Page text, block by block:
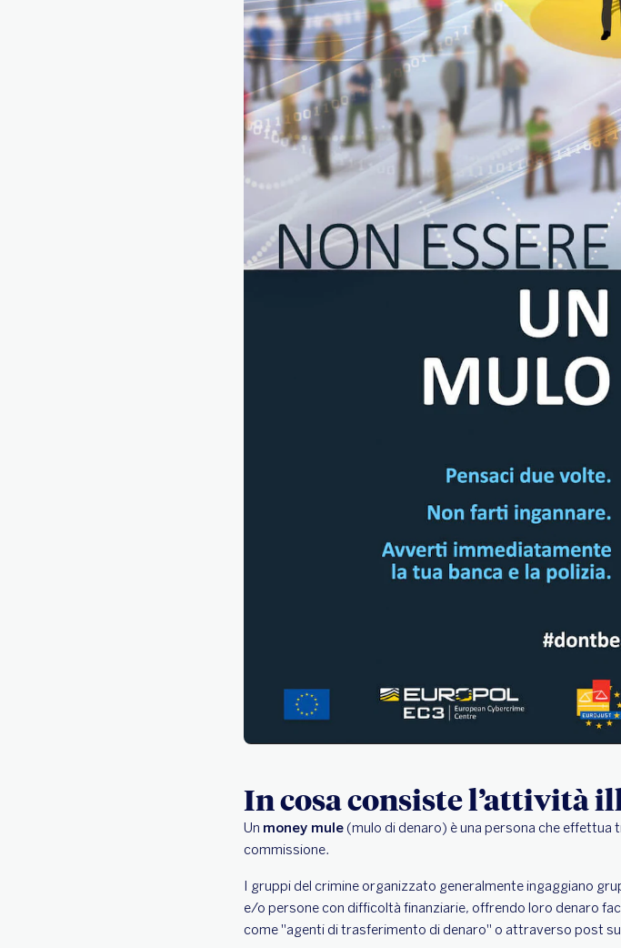
In cosa consiste l’attività
Un money mule (mulo di denaro) è una persona che effettua
commissione.
I gruppi del crimine organizzato generalmente ingaggiano
e/o persone con difficoltà finanziarie, offrendo loro denaro
come "agenti di trasferimento di denaro" o attraverso post